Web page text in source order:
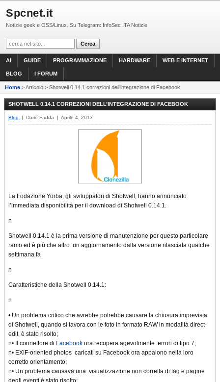
Spcnet.it
Notizie geek e OSS/Linux. Su Telegram: InfoSec ITA Notizie
AI GUIDE PROGRAMMAZIONE HARDWARE WEB E INTERNET
BLOG I FORUM
Home > Articolo > Shotwell 0.14.1 correzioni dell’integrazione di Facebook
SHOTWELL 0.14.1 CORREZIONI DELL’INTEGRAZIONE DI FACEBOOK
Blog | Dario Fadda | Aprile 4, 2013
La Fodazione Yorba, gli sviluppatori di Shotwell, hanno annunciato
l’immediata disponibilità per il download di Shotwell 0.14.1.
n
Shotwell 0.14.1 è la prima versione di manutenzione per questo particolare
ramo ed è più che altro un aggiornamento dalla versione rilasciata qualche
settimana fa
n
Caratteristiche della Shotwell 0.14.1:
n
• Un problema critico che avrebbe potrebbe causare la chiusura imprevista
di Shotwell, quando si lavora con le foto in formato RAW in modalità direct-
edit, è stato risolto;
n• Il connettore di Facebook ora recupera agevolmente errori di tipo 7;
n• EXIF-oriented photos caricati su Facebook ora appaiono nella loro
corretto orientamento;
n• Un problema causava una visualizzazione non corretta di tag e pagine